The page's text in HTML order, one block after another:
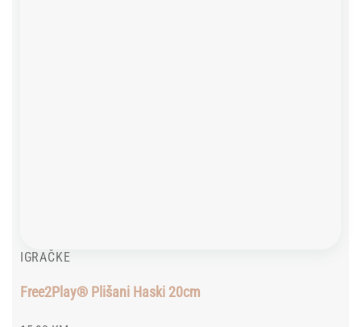
IGRAČKE
Free2Play® Plišani Haski 20cm